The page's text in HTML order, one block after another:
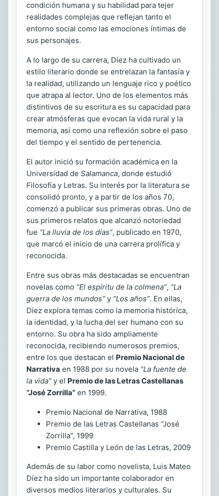
condición humana y su habilidad para tejer
realidades complejas que reflejan tanto el
entorno social como las emociones íntimas de
sus personajes.
A lo largo de su carrera, Díez ha cultivado un
estilo literario donde se entrelazan la fantasía y
la realidad, utilizando un lenguaje rico y poético
que atrapa al lector. Uno de los elementos más
distintivos de su escritura es su capacidad para
crear atmósferas que evocan la vida rural y la
memoria, así como una reflexión sobre el paso
del tiempo y el sentido de pertenencia.
El autor inició su formación académica en la
Universidad de Salamanca, donde estudió
Filosofía y Letras. Su interés por la literatura se
consolidó pronto, y a partir de los años 70,
comenzó a publicar sus primeras obras. Uno de
sus primeros relatos que alcanzó notoriedad
fue “La lluvia de los días”, publicado en 1970,
que marcó el inicio de una carrera prolífica y
reconocida.
Entre sus obras más destacadas se encuentran
novelas como “El espíritu de la colmena”, “La
guerra de los mundos” y “Los años”. En ellas,
Díez explora temas como la memoria histórica,
la identidad, y la lucha del ser humano con su
entorno. Su obra ha sido ampliamente
reconocida, recibiendo numerosos premios,
entre los que destacan el Premio Nacional de
Narrativa en 1988 por su novela “La fuente de
la vida” y el Premio de las Letras Castellanas
“José Zorrilla” en 1999.
Premio Nacional de Narrativa, 1988
Premio de las Letras Castellanas “José
Zorrilla”, 1999
Premio Castilla y León de las Letras, 2009
Además de su labor como novelista, Luis Mateo
Díez ha sido un importante colaborador en
diversos medios literarios y culturales. Su